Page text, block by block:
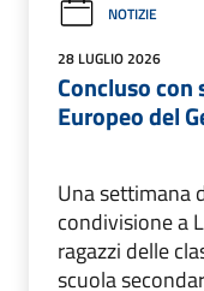
NOTIZIE
28 LUGLIO 2026
Concluso con
Europeo del
Una settimana
condivisione a
ragazzi delle
scuola